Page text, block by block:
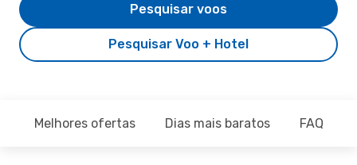
Pesquisar Voo + Hotel
Pesquisar voos
Melhores ofertas Dias mais baratos FAQ